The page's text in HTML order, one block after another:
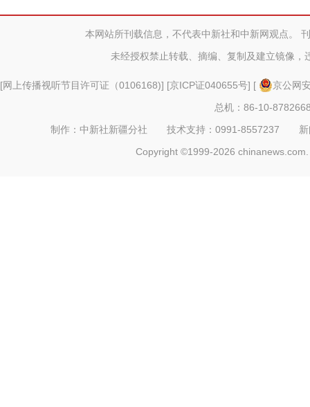
长近五
本网站所刊载信息，不代表中新社和中新网观点。
未经授权禁止转载、摘编、复制及建立镜像，
[网上传播视听节目许可证（0106168)] [京ICP证040655号] [
京公网
总机：86-10-
制作：中新社新疆分社 技术支持：0991-8557237
Copyright ©1999-2026